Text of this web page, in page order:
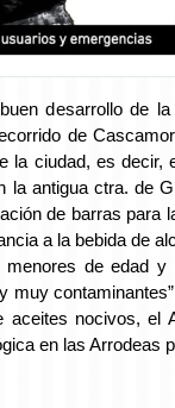
desarrollo de
de
la ciudad, es decir,
la antigua ctra. de
de barras para
a la bebida de
de edad y
muy
aceites nocivos, el
en las Arrodeas